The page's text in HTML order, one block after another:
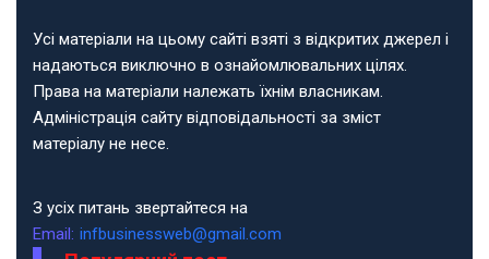
Усі матеріали на цьому сайті взяті з відкритих джерел і
надаються виключно в ознайомлювальних цілях.
Права на матеріали належать їхнім власникам.
Адміністрація сайту відповідальності за зміст
матеріалу не несе.
З усіх питань звертайтеся на
Email: infbusinessweb@gmail.com